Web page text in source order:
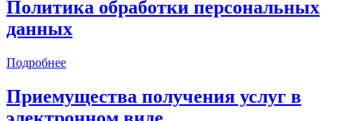
Политика обработки персональных
данных
Подробнее
Приемущества получения услуг в